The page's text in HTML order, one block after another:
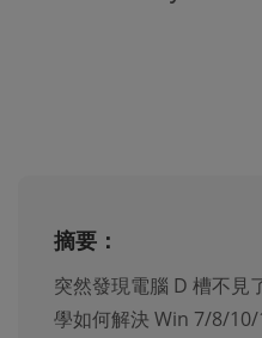
摘要：
突然發現電腦 D 槽不見
學如何解決 Win 7/8/